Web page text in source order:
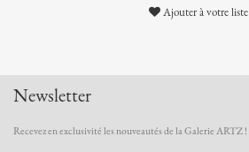
Ajouter à votre liste
Newsletter
Recevez en exclusivité les nouveautés de la Galerie ARTZ !